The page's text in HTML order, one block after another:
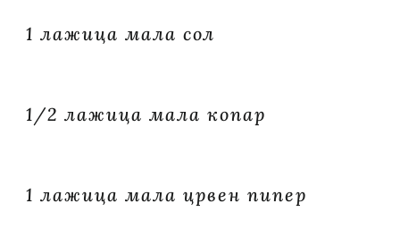
1 лажица мала сол
1/2 лажица мала копар
1 лажица мала црвен пипер